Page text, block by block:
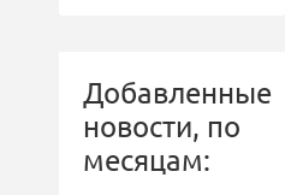
Добавленные
новости, по
месяцам: